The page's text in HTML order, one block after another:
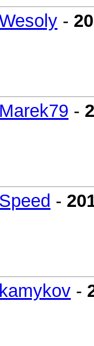
-
Marek79 -
Speed -
kamykov -